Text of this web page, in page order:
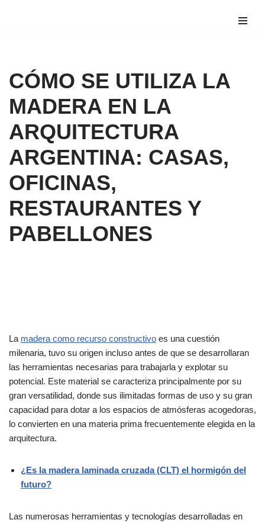
contenido
CÓMO SE UTILIZA LA
MADERA EN LA
ARQUITECTURA
ARGENTINA: CASAS,
OFICINAS,
RESTAURANTES Y
PABELLONES
La madera como recurso constructivo es una cuestión
milenaria, tuvo su origen incluso antes de que se desarrollaran
las herramientas necesarias para trabajarla y explotar su
potencial. Este material se caracteriza principalmente por su
gran versatilidad, donde sus ilimitadas formas de uso y su gran
capacidad para dotar a los espacios de atmósferas acogedoras,
lo convierten en una materia prima frecuentemente elegida en la
arquitectura.
¿Es la madera laminada cruzada (CLT) el hormigón del
futuro?
Las numerosas herramientas y tecnologías desarrolladas en